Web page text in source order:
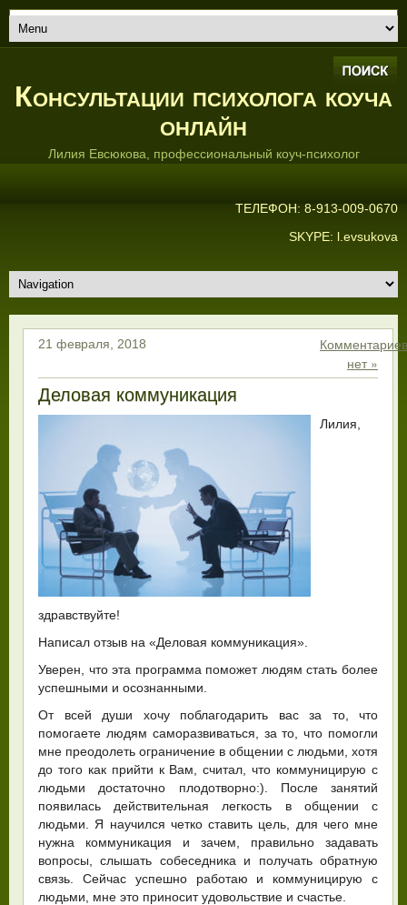
Консультации психолога коуча
онлайн
Лилия Евсюкова, профессиональный коуч-психолог
ТЕЛЕФОН: 8-913-009-0670
SKYPE: l.evsukova
21 февраля, 2018
Комментариев
нет »
Деловая коммуникация
Лилия,
здравствуйте!
Написал отзыв на «Деловая коммуникация».
Уверен, что эта программа поможет людям стать более
успешными и осознанными.
От всей души хочу поблагодарить вас за то, что
помогаете людям саморазвиваться, за то, что помогли
мне преодолеть ограничение в общении с людьми, хотя
до того как прийти к Вам, считал,что коммуницирую с
людьми достаточно плодотворно:). После занятий
появилась действительная легкость в общении с
людьми. Я научился четко ставить цель, для чего мне
нужна коммуникация и зачем, правильно задавать
вопросы, слышать собеседника и получать обратную
связь. Сейчас успешно работаю и коммуницирую с
людьми, мне это приносит удовольствие и счастье.